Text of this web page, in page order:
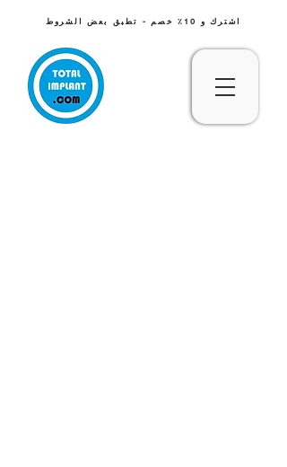
اشترك و 10٪ خصم - تطبق بعض الشروط